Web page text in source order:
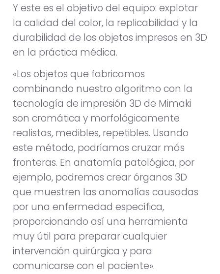
Y este es el objetivo del equipo: explotar
la calidad del color, la replicabilidad y la
durabilidad de los objetos impresos en 3D
en la práctica médica.
«Los objetos que fabricamos
combinando nuestro algoritmo con la
tecnología de impresión 3D de Mimaki
son cromática y morfológicamente
realistas, medibles, repetibles. Usando
este método, podríamos cruzar más
fronteras. En anatomía patológica, por
ejemplo, podremos crear órganos 3D
que muestren las anomalías causadas
por una enfermedad específica,
proporcionando así una herramienta
muy útil para preparar cualquier
intervención quirúrgica y para
comunicarse con el paciente».